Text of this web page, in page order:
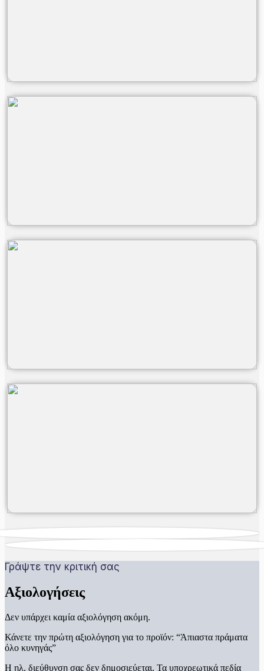
Γράψτε την κριτική σας
Αξιολογήσεις
Δεν υπάρχει καμία αξιολόγηση ακόμη.
Κάνετε την πρώτη αξιολόγηση για το προϊόν: “Άπιαστα πράματα
όλο κυνηγάς”
Η ηλ. διεύθυνση σας δεν δημοσιεύεται. Τα υποχρεωτικά πεδία